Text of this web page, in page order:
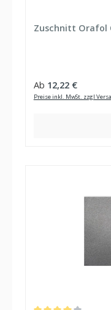
Zuschnitt Orafol
Regulärer Preis:
Ab 12,22 €
Preise inkl. MwSt. zzgl